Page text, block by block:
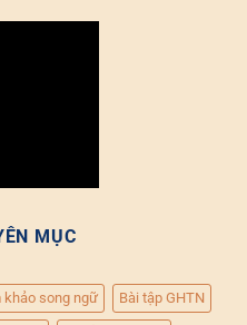
MỤC
khảo song ngữ Bài tập GHTN